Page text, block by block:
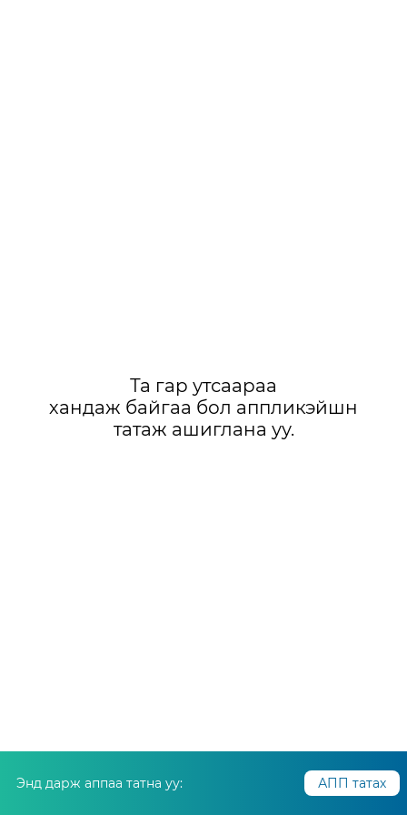
Та гар утсаараа
хандаж байгаа бол аппликэйшн
татаж ашиглана уу.
Энд дарж аппаа татна уу: АПП татах